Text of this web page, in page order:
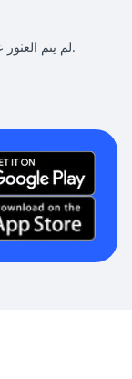
لم يتم العثور على مقالات مطابقة للبحث الذي تم تحديده.